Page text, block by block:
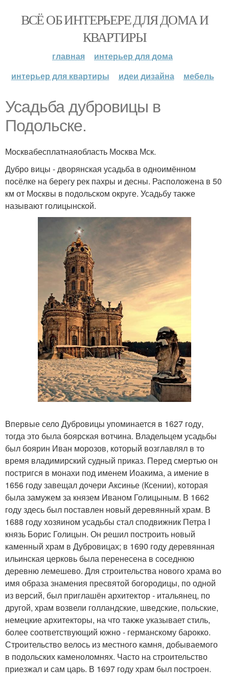
ВСЁ ОБ ИНТЕРЬЕРЕ ДЛЯ ДОМА И
КВАРТИРЫ
главная
интерьер для дома
интерьер для квартиры
идеи дизайна мебель
Усадьба дубровицы в
Подольске.
Москвабесплатнаяобласть Москва Мск.
Дубро вицы - дворянская усадьба в одноимённом
посёлке на берегу рек пахры и десны. Расположена в 50
км от Москвы в подольском округе. Усадьбу также
называют голицынской.
Впервые село Дубровицы упоминается в 1627 году,
тогда это была боярская вотчина. Владельцем усадьбы
был боярин Иван морозов, который возглавлял в то
время владимирский судный приказ. Перед смертью он
постригся в монахи под именем Иоакима, а имение в
1656 году завещал дочери Аксинье (Ксении), которая
была замужем за князем Иваном Голицыным. В 1662
году здесь был поставлен новый деревянный храм. В
1688 году хозяином усадьбы стал сподвижник Петра I
князь Борис Голицын. Он решил построить новый
каменный храм в Дубровицах; в 1690 году деревянная
ильинская церковь была перенесена в соседнюю
деревню лемешево. Для строительства нового храма во
имя образа знамения пресвятой богородицы, по одной
из версий, был приглашён архитектор - итальянец, по
другой, храм возвели голландские, шведские, польские,
немецкие архитекторы, на что также указывает стиль,
более соответствующий южно - германскому барокко.
Строительство велось из местного камня, добываемого
в подольских каменоломнях. Часто на строительство
приезжал и сам царь. В 1697 году храм был построен.